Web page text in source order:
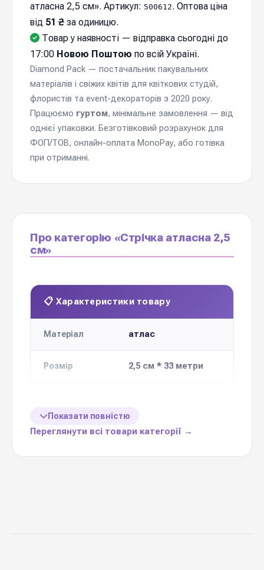
атласна 2,5 см». Артикул: 500612. Оптова ціна
від 51 ₴ за одиницю.
Товар у наявності — відправка cьогодні до
17:00 Новою Поштою по всій Україні.
Diamond Pack — постачальник пакувальних
матеріалів і свіжих квітів для квіткових студій,
флористів та event-декораторів з 2020 року.
Працюємо гуртом, мінімальне замовлення — від
однієї упаковки. Безготівковий розрахунок для
ФОП/ТОВ, онлайн-оплата MonoPay, або готівка
при отриманні.
Про категорію «Стрічка атласна 2,5
см»
📋 Характеристики товару
Матеріал атлас
Розмір 2,5 см * 33 метри
упаковці
за
Показати повністю
Переглянути всі товари категорії →